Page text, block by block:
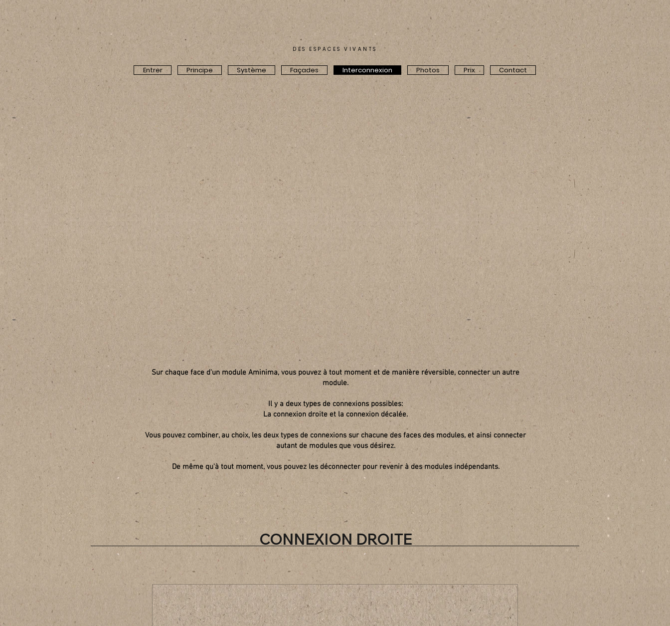
©
DES ESPACES VIVANTS
Entrer Principe Système Façades Interconnexion Photos Prix Contact
Sur chaque face d'un module Aminima, vous pouvez à tout moment et de manière réversible, connecter un autre
module.
Il y a deux types de connexions possibles:
La connexion droite et la connexion décalée.
Vous pouvez combiner, au choix, les deux types de connexions sur chacune des faces des modules, et ainsi connecter
autant de modules que vous désirez.
De même qu'à tout moment, vous pouvez les déconnecter pour revenir à des modules indépendants.
CONNEXION DROITE